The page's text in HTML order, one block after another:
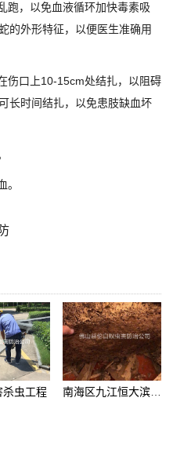
跑，以免血液循环加快毒素吸
的外形特征，以便医生准确用
伤口上10-15cm处结扎，以阻碍
长时间结扎，以免患肢缺血坏
杀虫工程 南海区九江恒大滨江御府挖出白蚁巢